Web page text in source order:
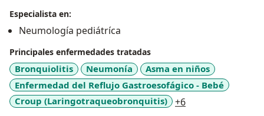
Especialista en:
Neumología pediátríca
Principales enfermedades tratadas
Bronquiolitis Neumonía
Asma en niños
Enfermedad del Reflujo Gastroesofágico - Bebé
Croup (Laringotraqueobronquitis)
+6